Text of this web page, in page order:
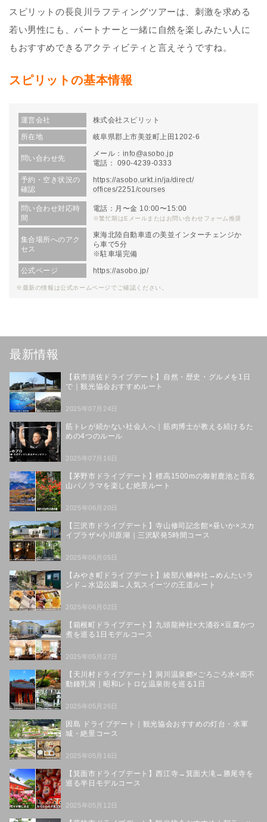
スピリットの長良川ラフティングツアーは、刺激を求める
若い男性にも、パートナーと一緒に自然を楽しみたい人に
もおすすめできるアクティビティと言えそうですね。
スピリットの基本情報
運営会社
株式会社スピリット
所在地
岐阜県郡上市美並町上田1202-6
問い合わせ先
メール： info@asobo.jp
電話： 090-4239-0333
予約・空き状況の
確認
https://asobo.urkt.in/ja/direct/
offices/2251/courses
問い合わせ対応時
間
電話：月〜金 10:00〜15:00
※繁忙期はEメールまたはお問い合わせフォーム推奨
集合場所へのアク
セス
東海北陸自動車道の美並インターチェンジか
ら車で5分
※駐車場完備
公式ページ
https://asobo.jp/
※最新の情報は公式ホームページでご確認ください。
最新情報
【萩市須佐ドライブデート】自然・歴史・グルメを1日
で｜観光協会おすすめルート
2025年07月24日
筋トレが続かない社会人へ｜筋肉博士が教える続けるた
めの4つのルール
2025年07月16日
【茅野市ドライブデート】標高1500mの御射鹿池と百名
山パノラマを楽しむ絶景ルート
2025年06月20日
【三沢市ドライブデート】寺山修司記念館×昼いか×スカ
イプラザ×小川原湖｜三沢駅発5時間コース
2025年06月05日
【みやき町ドライブデート】綾部八幡神社→めんたいラ
ンド→水辺公園→人気スイーツの王道ルート
2025年06月02日
【箱根町ドライブデート】九頭龍神社×大涌谷×豆腐かつ
煮を巡る1日モデルコース
2025年05月27日
【天川村ドライブデート】洞川温泉郷×ごろごろ水×面不
動鍾乳洞｜昭和レトロな温泉街を巡る1日
2025年05月26日
因島 ドライブデート｜観光協会おすすめの灯台・水軍
城・絶景コース
2025年05月16日
【箕面市ドライブデート】西江寺→箕面大滝→勝尾寺を
巡る半日モデルコース
2025年05月12日